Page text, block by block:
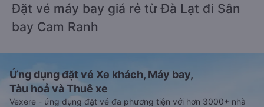
Đặt vé máy bay giá rẻ từ Đà Lạt đi Sân
bay Cam Ranh
Ứng dụng đặt vé Xe khách, Máy bay,
Tàu hoả và Thuê xe
Vexere - ứng dụng đặt vé đa phương tiện với hơn 3000+ nhà